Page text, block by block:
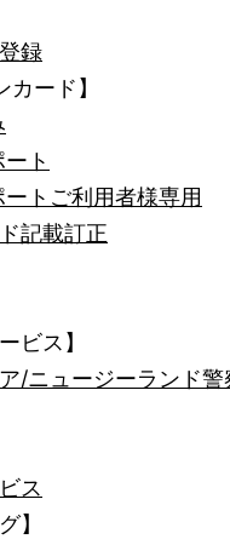
録
カード】
ト
トご利用者様専用
記載訂正
ビス】
/ニュージーランド警
ス
】